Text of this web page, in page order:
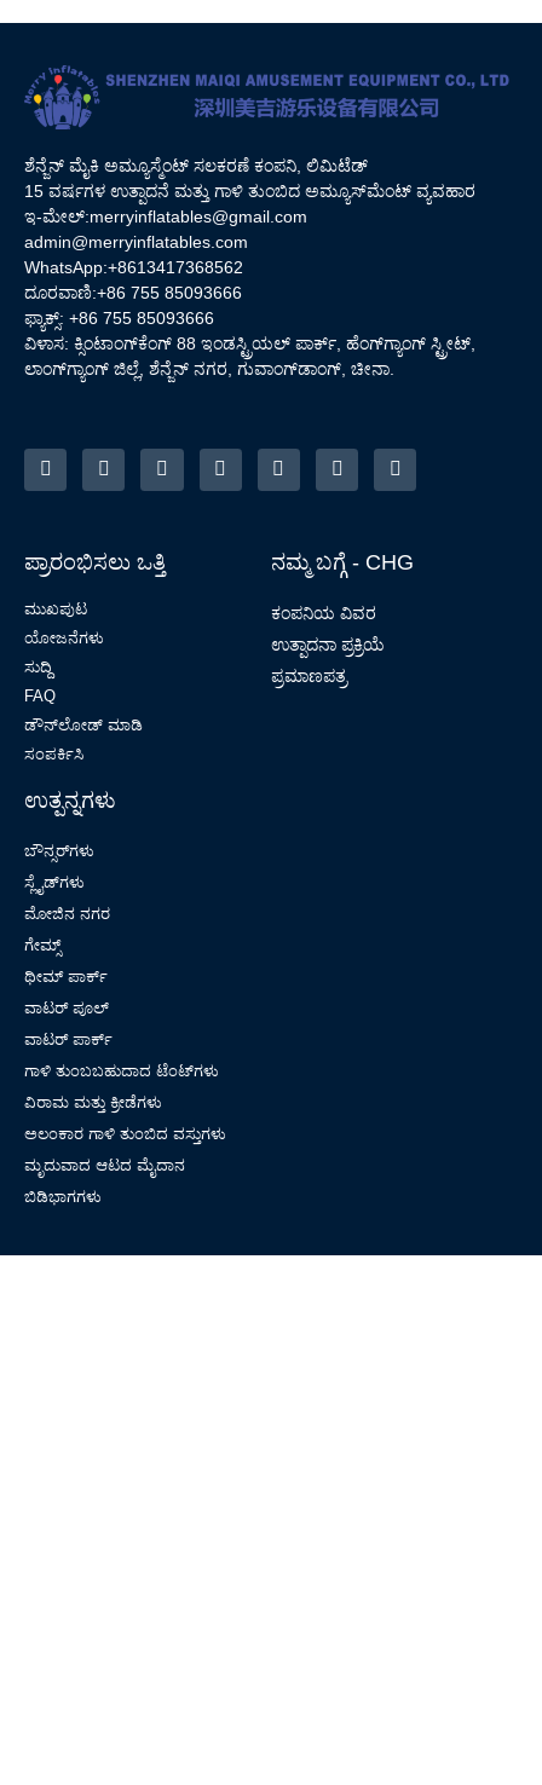
ಶೆನ್ಜೆನ್ ಮೈಕಿ ಅಮ್ಯೂಸ್ಮೆಂಟ್ ಸಲಕರಣೆ ಕಂಪನಿ, ಲಿಮಿಟೆಡ್
15 ವರ್ಷಗಳ ಉತ್ಪಾದನೆ ಮತ್ತು ಗಾಳಿ ತುಂಬಿದ ಅಮ್ಯೂಸ್‌ಮೆಂಟ್ ವ್ಯವಹಾರ
ಇ-ಮೇಲ್:merryinflatables@gmail.com
admin@merryinflatables.com
WhatsApp:+8613417368562
ದೂರವಾಣಿ:+86 755 85093666
ಫ್ಯಾಕ್ಸ್: +86 755 85093666
ವಿಳಾಸ: ಕ್ಸಿಂಟಾಂಗ್‌ಕೆಂಗ್ 88 ಇಂಡಸ್ಟ್ರಿಯಲ್ ಪಾರ್ಕ್, ಹೆಂಗ್‌ಗ್ಯಾಂಗ್ ಸ್ಟ್ರೀಟ್,
ಲಾಂಗ್‌ಗ್ಯಾಂಗ್ ಜಿಲ್ಲೆ, ಶೆನ್ಜೆನ್ ನಗರ, ಗುವಾಂಗ್‌ಡಾಂಗ್, ಚೀನಾ.
ಪ್ರಾರಂಭಿಸಲು ಒತ್ತಿ
ಮುಖಪುಟ
ಯೋಜನೆಗಳು
ಸುದ್ದಿ
FAQ
ಡೌನ್‌ಲೋಡ್ ಮಾಡಿ
ಸಂಪರ್ಕಿಸಿ
ನಮ್ಮ ಬಗ್ಗೆ - CHG
ಕಂಪನಿಯ ವಿವರ
ಉತ್ಪಾದನಾ ಪ್ರಕ್ರಿಯೆ
ಪ್ರಮಾಣಪತ್ರ
ಉತ್ಪನ್ನಗಳು
ಬೌನ್ಸರ್‌ಗಳು
ಸ್ಲೈಡ್‌ಗಳು
ಮೋಜಿನ ನಗರ
ಗೇಮ್ಸ್
ಥೀಮ್ ಪಾರ್ಕ್
ವಾಟರ್ ಪೂಲ್
ವಾಟರ್ ಪಾರ್ಕ್
ಗಾಳಿ ತುಂಬಬಹುದಾದ ಟೆಂಟ್‌ಗಳು
ವಿರಾಮ ಮತ್ತು ಕ್ರೀಡೆಗಳು
ಅಲಂಕಾರ ಗಾಳಿ ತುಂಬಿದ ವಸ್ತುಗಳು
ಮೃದುವಾದ ಆಟದ ಮೈದಾನ
ಬಿಡಿಭಾಗಗಳು